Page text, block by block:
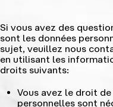
Si vous avez des
sont les données
sujet, veuillez nous
en utilisant les
droits suivants:
Vous avez le droit
personnelles sont